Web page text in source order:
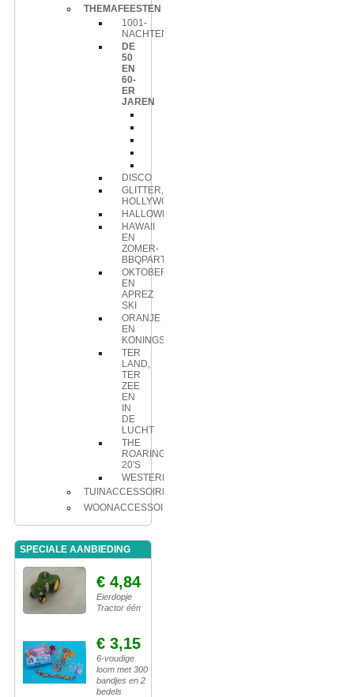
THEMAFEESTEN
1001-
NACHTEN
DE
50
EN
60-
ER
JAREN
DISCO
GLITTER,GLAMOUR,
HOLLYWOOD
HALLOWEEN
HAWAII
EN
ZOMER-
BBQPARTY
OKTOBERFEEST
EN
APREZ
SKI
ORANJE
EN
KONINGSDAG
TER
LAND,
TER
ZEE
EN
IN
DE
LUCHT
THE
ROARING
20'S
WESTERN
TUINACCESSOIRES
WOONACCESSOIRES
SPECIALE AANBIEDING
€ 4,84
Eierdopje
Tractor één
€ 3,15
6-voudige
loom met 300
bandjes en 2
bedels